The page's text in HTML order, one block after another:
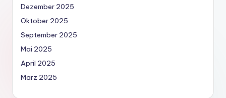
Dezember 2025
Oktober 2025
September 2025
Mai 2025
April 2025
März 2025